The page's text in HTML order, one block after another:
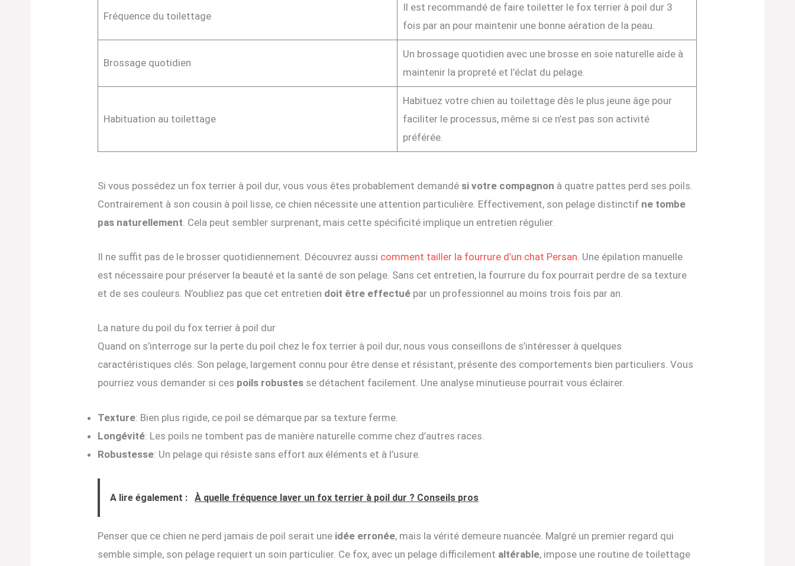
Fréquence du toilettage
Il est recommandé de faire toiletter le fox terrier à poil dur 3
fois par an pour maintenir une bonne aération de la peau.
Brossage quotidien
Un brossage quotidien avec une brosse en soie naturelle aide à
maintenir la propreté et l’éclat du pelage.
Habituation au toilettage
Habituez votre chien au toilettage dès le plus jeune âge pour
faciliter le processus, même si ce n’est pas son activité
préférée.
Si vous possédez un fox terrier à poil dur, vous vous êtes probablement demandé si votre compagnon à quatre pattes perd ses poils.
Contrairement à son cousin à poil lisse, ce chien nécessite une attention particulière. Effectivement, son pelage distinctif ne tombe
pas naturellement. Cela peut sembler surprenant, mais cette spécificité implique un entretien régulier.
Il ne suffit pas de le brosser quotidiennement. Découvrez aussi comment tailler la fourrure d’un chat Persan. Une épilation manuelle
est nécessaire pour préserver la beauté et la santé de son pelage. Sans cet entretien, la fourrure du fox pourrait perdre de sa texture
et de ses couleurs. N’oubliez pas que cet entretien doit être effectué par un professionnel au moins trois fois par an.
La nature du poil du fox terrier à poil dur
Quand on s’interroge sur la perte du poil chez le fox terrier à poil dur, nous vous conseillons de s’intéresser à quelques
caractéristiques clés. Son pelage, largement connu pour être dense et résistant, présente des comportements bien particuliers. Vous
pourriez vous demander si ces poils robustes se détachent facilement. Une analyse minutieuse pourrait vous éclairer.
Texture: Bien plus rigide, ce poil se démarque par sa texture ferme.
Longévité: Les poils ne tombent pas de manière naturelle comme chez d’autres races.
Robustesse: Un pelage qui résiste sans effort aux éléments et à l’usure.
A lire également : À quelle fréquence laver un fox terrier à poil dur ? Conseils pros
Penser que ce chien ne perd jamais de poil serait une idée erronée, mais la vérité demeure nuancée. Malgré un premier regard qui
semble simple, son pelage requiert un soin particulier. Ce fox, avec un pelage difficilement altérable, impose une routine de toilettage